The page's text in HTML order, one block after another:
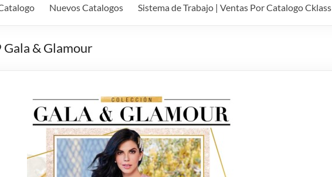
Nuevos Catalogos Sistema de Trabajo | Ventas Por Catalogo Cklass
& Glamour